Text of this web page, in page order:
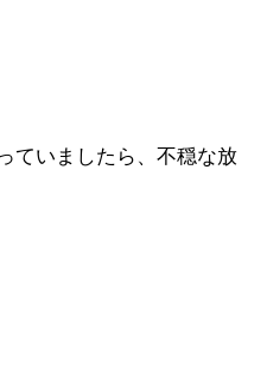
ていましたら、不穏な放